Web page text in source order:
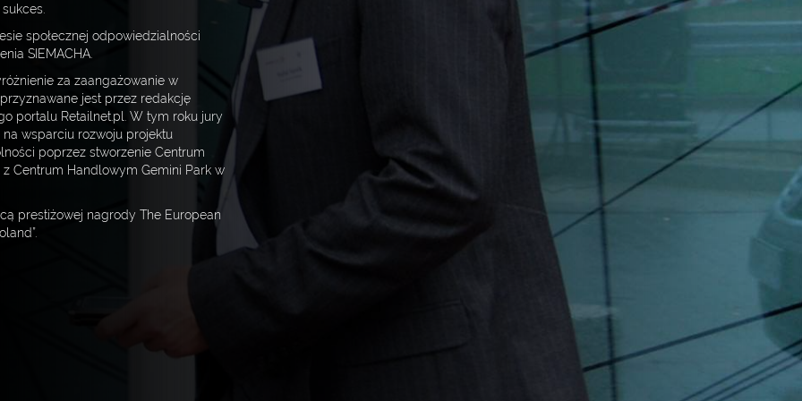
społecznej odpowiedzialności
SIEMACHA.
za zaangażowanie w
jest przez redakcję
portalu Retailnet.pl. W tym roku jury
wsparciu rozwoju projektu
poprzez stworzenie Centrum
Centrum Handlowym Gemini Park w
prestiżowej nagrody The European